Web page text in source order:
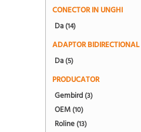
CONECTOR IN UNGHI
Da (14)
ADAPTOR BIDIRECTIONAL
Da (5)
PRODUCATOR
Gembird (3)
OEM (10)
Roline (13)